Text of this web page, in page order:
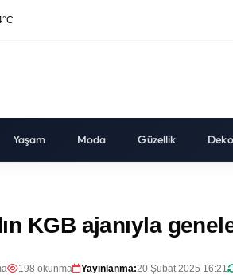
Yaşam Moda Güzellik
KGB ajanıyla
198 okunma Yayınlanma:20 Şubat 2025 16:21